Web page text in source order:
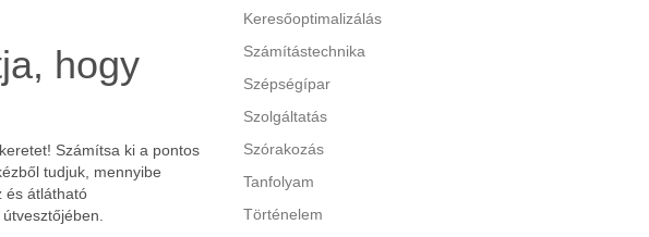
hogy
Számítsa ki a pontos
tudjuk, mennyibe
és átlátható
Keresőoptimalizálás
Számítástechnika
Szépségípar
Szolgáltatás
Szórakozás
Tanfolyam
Történelem